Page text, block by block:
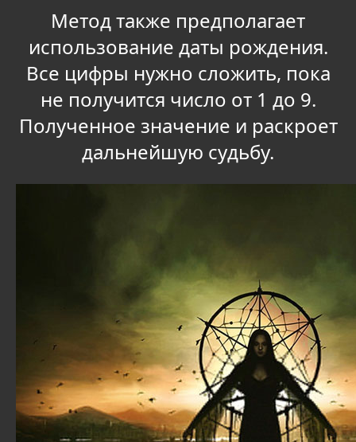
Метод также предполагает
использование даты рождения.
Все цифры нужно сложить, пока
не получится число от 1 до 9.
Полученное значение и раскроет
дальнейшую судьбу.